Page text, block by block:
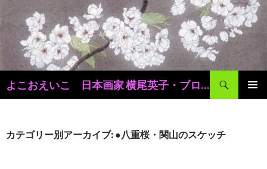
よこおえいこ 日本画家 横尾英子・ブログ
索
ン
カテゴリー別アーカイブ: ●八重桜・関山のスケッチ